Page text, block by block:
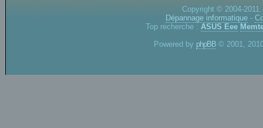
Copyright © 2004-
Dépannage informatique -
Top recherche : ASUS Eee
Powered by phpBB © 2001,